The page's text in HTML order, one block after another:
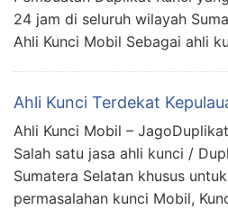
24 jam di seluruh wilayah
Ahli Kunci Mobil Sebagai ahli
Ahli Kunci Terdekat
Ahli Kunci Mobil –
Salah satu jasa ahli kunci /
Sumatera Selatan khusus
permasalahan kunci Mobil,